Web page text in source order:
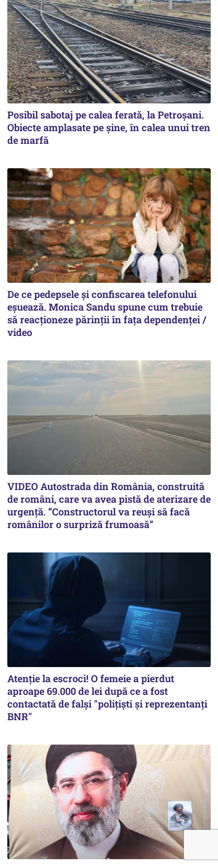
Posibil sabotaj pe calea ferată, la Petroșani.
Obiecte amplasate pe șine, în calea unui tren
de marfă
De ce pedepsele și confiscarea telefonului
eșuează. Monica Sandu spune cum trebuie
să reacționeze părinții în fața dependenței /
video
VIDEO Autostrada din România, construită
de români, care va avea pistă de aterizare de
urgență. ”Constructorul va reuși să facă
românilor o surpriză frumoasă”
Atenție la escroci! O femeie a pierdut
aproape 69.000 de lei după ce a fost
contactată de falși "polițiști și reprezentanți
BNR"